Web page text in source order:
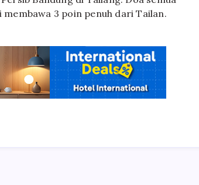
3 poin penuh dari Tailan.